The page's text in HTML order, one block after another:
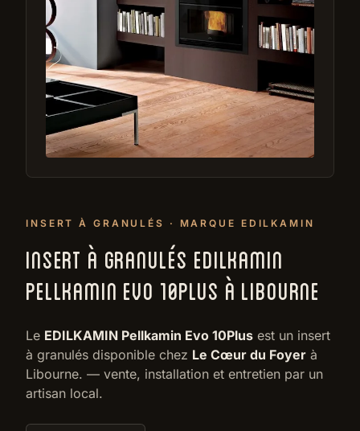
INSERT À GRANULÉS · MARQUE EDILKAMIN
INSERT À GRANULÉS EDILKAMIN
PELLKAMIN EVO 10PLUS À LIBOURNE
Le EDILKAMIN Pellkamin Evo 10Plus est un insert
à granulés disponible chez Le Cœur du Foyer à
Libourne. — vente, installation et entretien par un
artisan local.